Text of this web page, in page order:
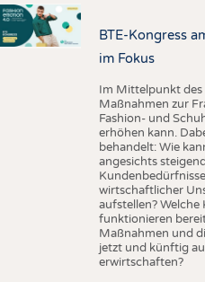
BTE-Kongress
im Fokus
Im Mittelpunkt des
Maßnahmen zur
Fashion- und
erhöhen kann.
behandelt: Wie
angesichts
wirtschaftlicher
aufstellen? Welche
funktionieren
Maßnahmen und
jetzt und künftig
erwirtschaften?